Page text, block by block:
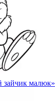
зайчик малюк»